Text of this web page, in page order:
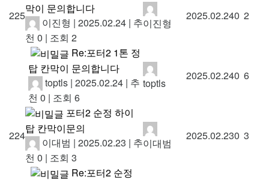
225
막이 문의합니다
이진형 | 2025.02.24 | 추
천 0 | 조회 2
이진형
2025.02.240 2
Re:포터2 1톤 정
탑 칸막이 문의합니다
toptls | 2025.02.24 | 추
천 0 | 조회 6
toptls
2025.02.240 6
224
포터2 순정 하이
탑 칸막이문의
이대범 | 2025.02.23 | 추
천 0 | 조회 3
이대범
2025.02.230 3
Re:포터2 순정